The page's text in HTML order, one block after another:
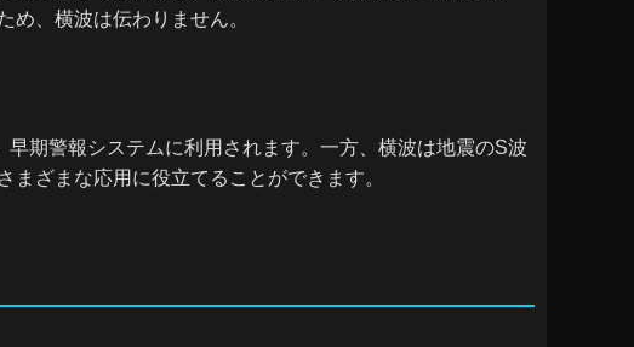
、横波は伝わりません。
期警報システムに利用されます。一方、横波は地震のS波
ざまな応用に役立てることができます。